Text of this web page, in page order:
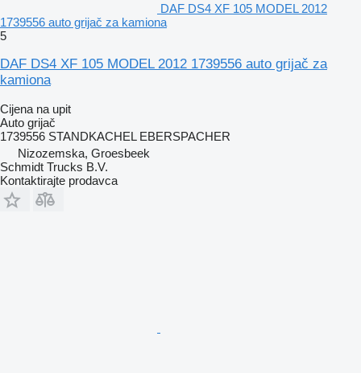
DAF DS4 XF 105 MODEL 2012
1739556 auto grijač za kamiona
5
DAF DS4 XF 105 MODEL 2012 1739556 auto grijač za
kamiona
Cijena na upit
Auto grijač
1739556 STANDKACHEL EBERSPACHER
Nizozemska, Groesbeek
Schmidt Trucks B.V.
Kontaktirajte prodavca